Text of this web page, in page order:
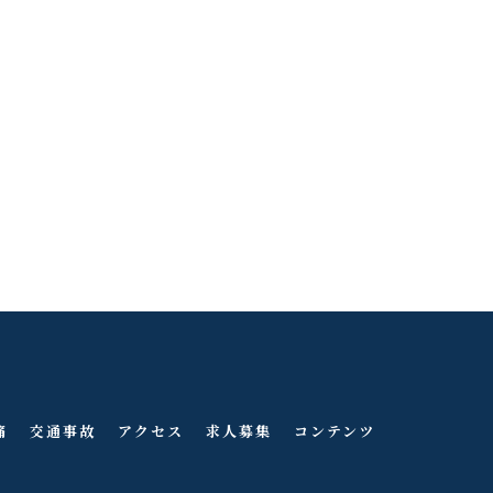
交通事故 アクセス 求人募集 コンテンツ